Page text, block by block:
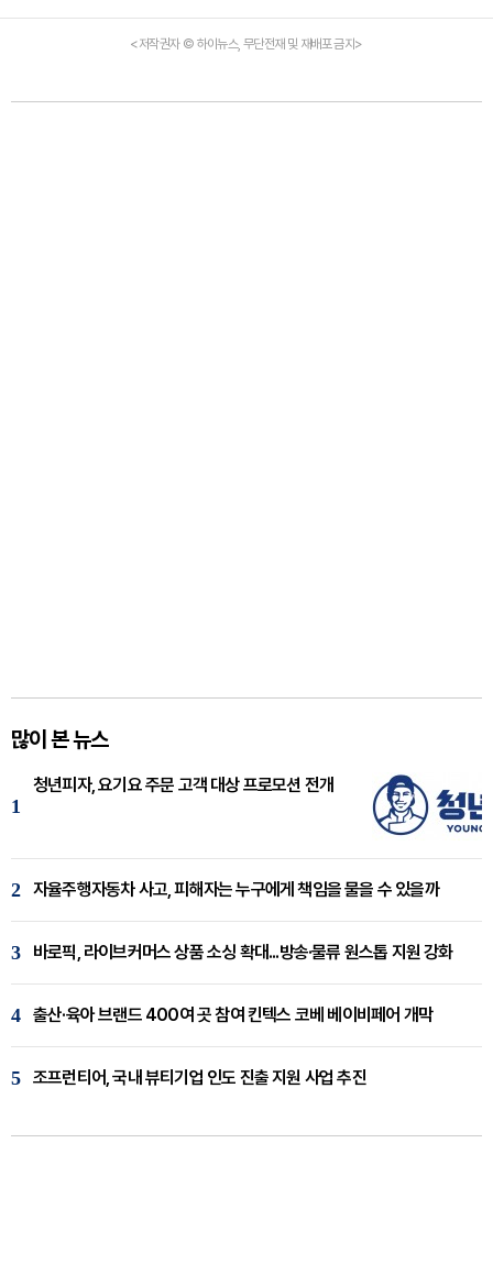
<저작권자 © 하이뉴스, 무단전재 및 재배포 금지>
많이 본 뉴스
1
청년피자, 요기요 주문 고객 대상 프로모션 전개
2 자율주행자동차 사고, 피해자는 누구에게 책임을 물을 수 있을까
3 바로픽, 라이브커머스 상품 소싱 확대...방송·물류 원스톱 지원 강화
4 출산·육아 브랜드 400여 곳 참여 킨텍스 코베 베이비페어 개막
5 조프런티어, 국내 뷰티기업 인도 진출 지원 사업 추진